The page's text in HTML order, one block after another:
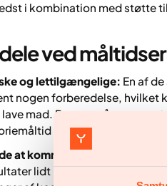
i kombination med støtte
ved
og lettilgængelige: En af
nogen forberedelse, hvilket
mad. De er også nemme
tæt ved hånden – for
at komme i gang på:
lidt hurtigere. Det kan